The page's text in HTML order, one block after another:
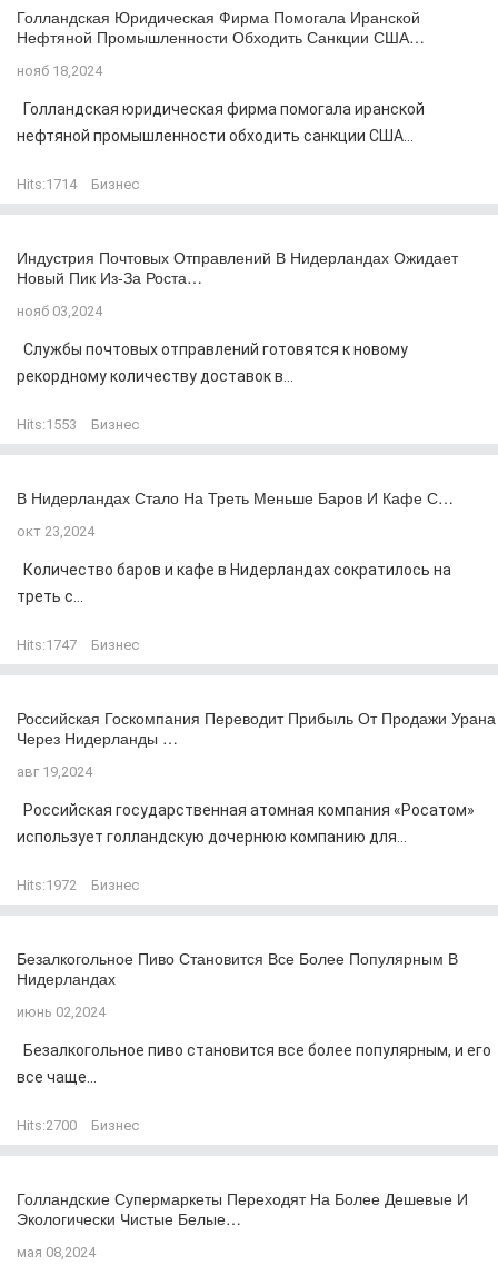
Голландская Юридическая Фирма Помогала Иранской
Нефтяной Промышленности Обходить Санкции США…
нояб 18,2024
Голландская юридическая фирма помогала иранской
нефтяной промышленности обходить санкции США...
Hits:1714 Бизнес
Индустрия Почтовых Отправлений В Нидерландах Ожидает
Новый Пик Из-За Роста…
нояб 03,2024
Службы почтовых отправлений готовятся к новому
рекордному количеству доставок в...
Hits:1553 Бизнес
В Нидерландах Стало На Треть Меньше Баров И Кафе С…
окт 23,2024
Количество баров и кафе в Нидерландах сократилось на
треть с...
Hits:1747 Бизнес
Российская Госкомпания Переводит Прибыль От Продажи Урана
Через Нидерланды …
авг 19,2024
Российская государственная атомная компания «Росатом»
использует голландскую дочернюю компанию для...
Hits:1972 Бизнес
Безалкогольное Пиво Становится Все Более Популярным В
Нидерландах
июнь 02,2024
Безалкогольное пиво становится все более популярным, и его
все чаще...
Hits:2700 Бизнес
Голландские Супермаркеты Переходят На Более Дешевые И
Экологически Чистые Белые…
мая 08,2024